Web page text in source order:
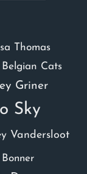
Thomas
Belgian Cats
Griner
Sky
Vandersloot